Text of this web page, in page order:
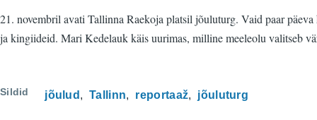
21. novembril avati Tallinna Raekoja platsil jõuluturg. Vaid paar
ja kingiideid. Mari Kedelauk käis uurimas, milline meeleolu valitseb
Sildid jõulud Tallinn reportaaž jõuluturg